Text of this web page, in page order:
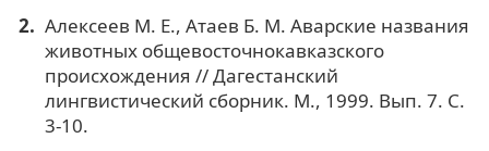
Aлексеев М. Е., Aтaев Б. М. Аварские названия
животных общевосточнокaвкaзского
происхождения // Дагестанский
лингвистический сборник. М., 1999. Вып. 7. С.
3-10.